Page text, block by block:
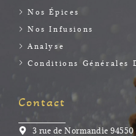
Nos Épices
Nos Infusions
Analyse
Conditions Générales
Contact
3 rue de Normandie